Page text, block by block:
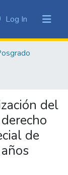
Log In (current)
del
de